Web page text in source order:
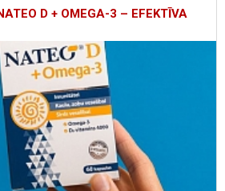
D + OMEGA-3 – EFEKTĪVA